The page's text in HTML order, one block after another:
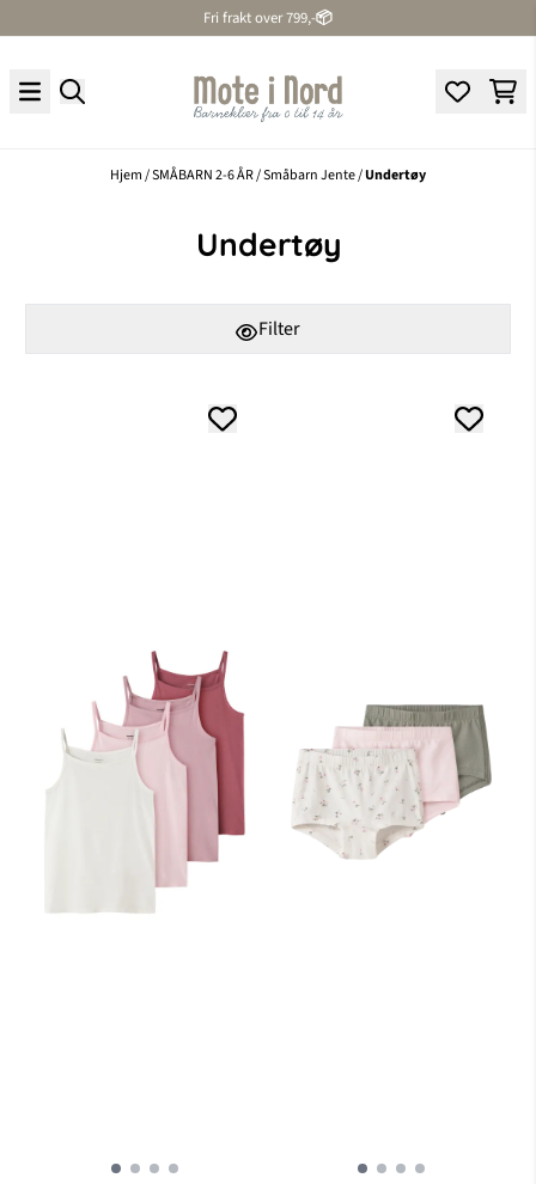
Fri frakt over 799,-📦
Hjem/SMÅBARN 2-6 ÅR/Småbarn Jente/Undertøy
Undertøy
Filter